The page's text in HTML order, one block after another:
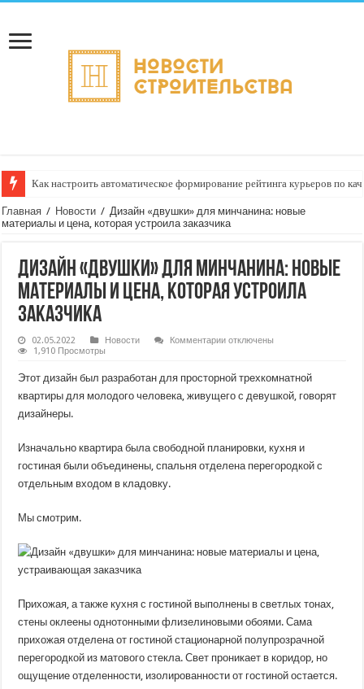
Как настроить автоматическое формирование рейтинга курьеров по
Главная / Новости / Дизайн «двушки» для минчанина: новые
материалы и цена, которая устроила заказчика
Дизайн «двушки» для минчанина: новые
материалы и цена, которая устроила
заказчика
02.05.2022 Новости Комментариик
«двушки»
для
минчанина:
новые
которая
устроила
заказчика
отключены
1,910 Просмотры
Этот дизайн был разработан для просторной трехкомнатной
квартиры для молодого человека, живущего с девушкой, говорят
дизайнеры.
Изначально квартира была свободной планировки, кухня и
гостиная были объединены, спальня отделена перегородкой с
отдельным входом в кладовку.
Мы смотрим.
Прихожая, а также кухня с гостиной выполнены в светлых тонах,
стены оклеены однотонными флизелиновыми обоями. Сама
прихожая отделена от гостиной стационарной полупрозрачной
перегородкой из матового стекла. Свет проникает в коридор, но
ощущение отделенности, изолированности от гостиной остается.